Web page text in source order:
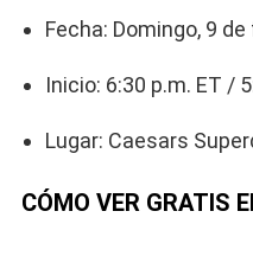
Fecha: Domingo, 9
Inicio: 6:30 p.m. ET /
Lugar: Caesars
CÓMO VER GRATIS